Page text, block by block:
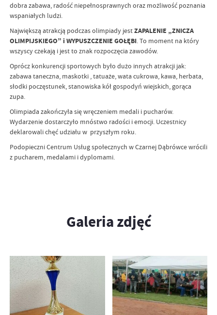
dobra zabawa, radość niepełnosprawnych oraz możliwość poznania
wspaniałych ludzi.
Największą atrakcją podczas olimpiady jestZAPALENIE „ZNICZA
OLIMPIJSKIEGO” i WYPUSZCZENIE GOŁĘBI. To moment na który
wszyscy czekają i jest to znak rozpoczęcia zawodów.
Oprócz konkurencji sportowych było dużo innych atrakcji jak:
zabawa taneczna, maskotki , tatuaże, wata cukrowa, kawa, herbata,
słodki poczęstunek, stanowiska kół gospodyń wiejskich, gorąca
zupa.
Olimpiada zakończyła się wręczeniem medali i pucharów.
Wydarzenie dostarczyło mnóstwo radości i emocji. Uczestnicy
deklarowali chęć udziału w przyszłym roku.
Podopieczni Centrum Usług społecznych w Czarnej Dąbrówce wrócili
z pucharem, medalami i dyplomami.
Galeria zdjęć